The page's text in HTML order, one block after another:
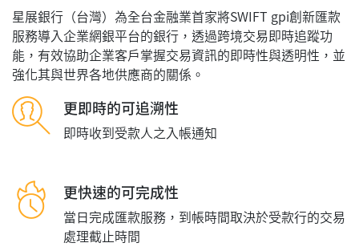
星展銀行（台灣）為全台金融業首家將SWIFT gpi創新匯款
服務導入企業網銀平台的銀行，透過跨境交易即時追蹤功
能，有效協助企業客戶掌握交易資訊的即時性與透明性，並
強化其與世界各地供應商的關係。
更即時的可追溯性
即時收到受款人之入帳通知
更快速的可完成性
當日完成匯款服務，到帳時間取決於受款行的交易
處理截止時間